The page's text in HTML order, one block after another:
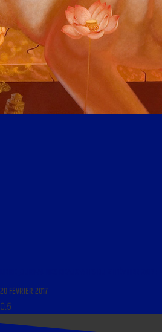
20 FÉVRIER 2017